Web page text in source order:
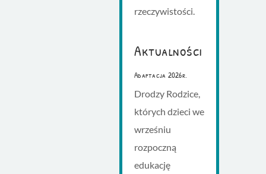
rzeczywistości.
Aktualności
Adaptacja 2026r.
Drodzy Rodzice,
których dzieci we
wrześniu
rozpoczną
edukację